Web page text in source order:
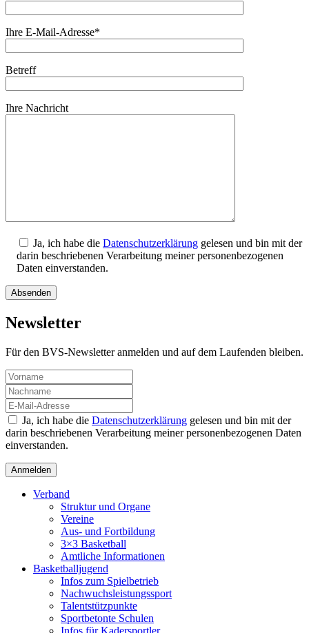
Ihre E-Mail-Adresse*
Betreff
Ihre Nachricht
Ja, ich habe die Datenschutzerklärung gelesen und bin mit der
darin beschriebenen Verarbeitung meiner personenbezogenen
Daten einverstanden.
Newsletter
Für den BVS-Newsletter anmelden und auf dem Laufenden bleiben.
Ja, ich habe die Datenschutzerklärung gelesen und bin mit der
darin beschriebenen Verarbeitung meiner personenbezogenen Daten
einverstanden.
Verband
Struktur und Organe
Vereine
Aus- und Fortbildung
3×3 Basketball
Amtliche Informationen
Basketballjugend
Infos zum Spielbetrieb
Nachwuchsleistungssport
Talentstützpunkte
Sportbetonte Schulen
Infos für Kadersportler